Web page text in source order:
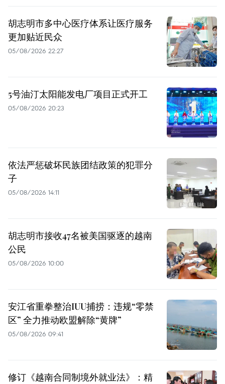
胡志明市多中心医疗体系让医疗服务
更加贴近民众
05/08/2026 22:27
5号油汀太阳能发电厂项目正式开工
05/08/2026 20:23
依法严惩破坏民族团结政策的犯罪分
子
05/08/2026 14:11
胡志明市接收47名被美国驱逐的越南
公民
05/08/2026 10:00
安江省重拳整治IUU捕捞：违规“零禁
区” 全力推动欧盟解除“黄牌”
05/08/2026 09:41
修订《越南合同制境外就业法》：精